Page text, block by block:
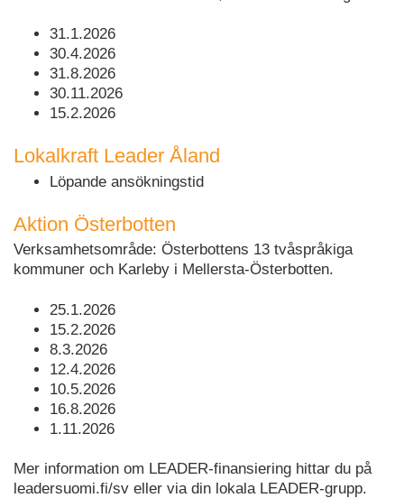
31.1.2026
30.4.2026
31.8.2026
30.11.2026
15.2.2026
Lokalkraft Leader Åland
Löpande ansökningstid
Aktion Österbotten
Verksamhetsområde: Österbottens 13 tvåspråkiga
kommuner och Karleby i Mellersta-Österbotten.
25.1.2026
15.2.2026
8.3.2026
12.4.2026
10.5.2026
16.8.2026
1.11.2026
Mer information om LEADER-finansiering hittar du på
leadersuomi.fi/sv eller via din lokala LEADER-grupp.